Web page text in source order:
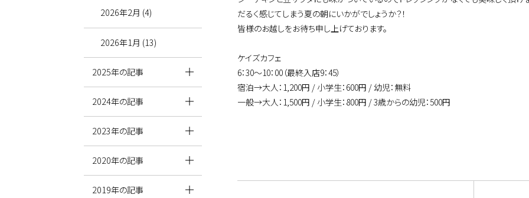
だるく感じてしまう夏の朝にいかがでしょうか？！
皆様のお越しをお待ち申し上げております。
ケイズカフェ
6：30～10： 00 （最終入店9：45）
宿泊→大人： 1,200円 / 小学生： 600円 /幼児：無料
一般→大人： 1,500円 / 小学生： 800円 / 3歳からの幼児：500円
2026年2月 (4)
2026年1月 (13)
2025年の記事
2024年の記事
2023年の記事
2020年の記事
2019年の記事